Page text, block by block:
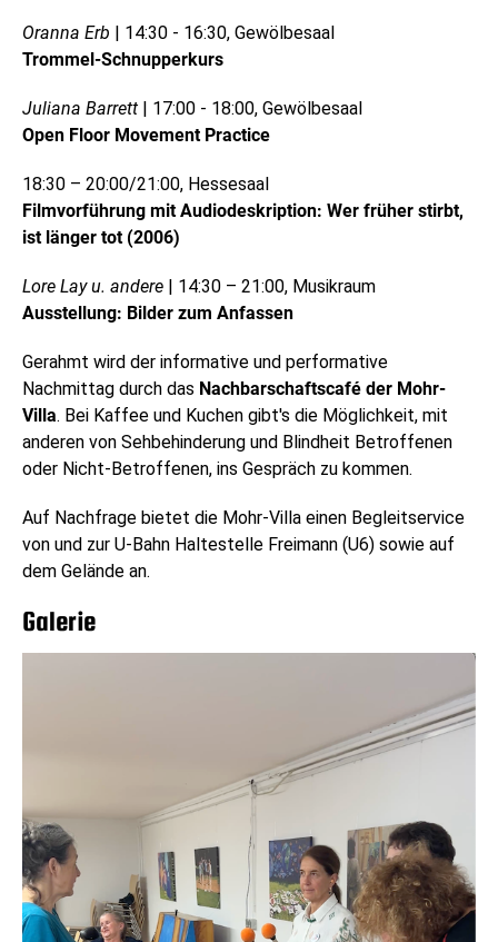
Oranna Erb | 14:30 - 16:30, Gewölbesaal
Trommel-Schnupperkurs
Juliana Barrett | 17:00 - 18:00, Gewölbesaal
Open Floor Movement Practice
18:30 – 20:00/21:00, Hessesaal
Filmvorführung mit Audiodeskription: Wer früher stirbt,
ist länger tot (2006)
Lore Lay u. andere | 14:30 – 21:00, Musikraum
Ausstellung: Bilder zum Anfassen
Gerahmt wird der informative und performative
Nachmittag durch das Nachbarschaftscafé der Mohr-
Villa. Bei Kaffee und Kuchen gibt's die Möglichkeit, mit
anderen von Sehbehinderung und Blindheit Betroffenen
oder Nicht-Betroffenen, ins Gespräch zu kommen.
Auf Nachfrage bietet die Mohr-Villa einen Begleitservice
von und zur U-Bahn Haltestelle Freimann (U6) sowie auf
dem Gelände an.
Galerie